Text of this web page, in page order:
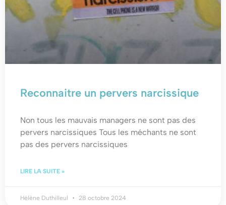
Reconnaitre un pervers narcissique
Non tous les mauvais managers ne sont pas des
pervers narcissiques Tous les méchants ne sont
pas des pervers narcissiques
LIRE LA SUITE »
Hélène Duthilleul 28 octobre 2024